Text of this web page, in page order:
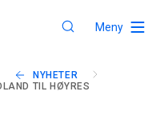
Meny
NYHETER
TIL HØYRES